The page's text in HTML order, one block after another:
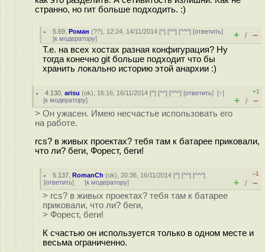
странно, но гит больше подходить. :)
5.69 ,Роман (??), 12:24, 14/11/2014 [^] [^^] [^^^] [ответить]
[к модератору] + / –
Т.е. на всех хостах разная конфигурация? Ну
тогда конечно git больше подходит что бы
хранить локально историю этой анархии :)
4.130 ,arisu (ok), 16:16, 16/11/2014 [^] [^^] [^^^] [ответить][↑]
[к модератору]
+1
+ / –
> Он ужасен. Имею несчастье использовать его
на работе.
rcs? в живых проектах? тебя там к батарее приковали,
что ли? беги, Форест, беги!
5.137 ,RomanCh (ok), 20:36, 16/11/2014 [^] [^^] [^^^]
[ответить] [к модератору]
–1
+ / –
> rcs? в живых проектах? тебя там к батарее
приковали, что ли? беги,
> Форест, беги!
К счастью он используется только в одном месте и
весьма ограниченно.